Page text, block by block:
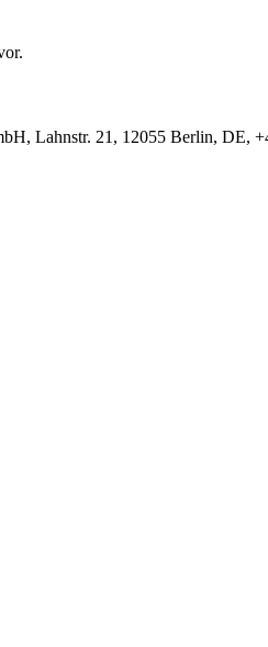
Lahnstr. 21, 12055 Berlin, DE,